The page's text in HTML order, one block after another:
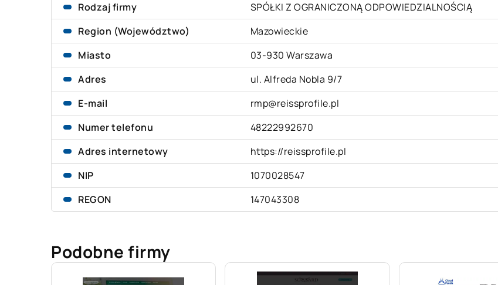
Rodzaj firmy
SPÓŁKI Z OGRANICZONĄ ODPOWIEDZIALNOŚCIĄ
Region (Województwo)
Mazowieckie
Miasto
03-930 Warszawa
Adres
ul. Alfreda Nobla 9/7
E-mail
rmp@reissprofile.pl
Numer telefonu
48222992670
Adres internetowy
https://reissprofile.pl
NIP
1070028547
REGON
147043308
Podobne firmy